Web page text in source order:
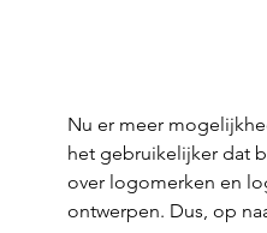
Nu er meer
het gebruikelijker dat
over logomerken en
ontwerpen. Dus, op